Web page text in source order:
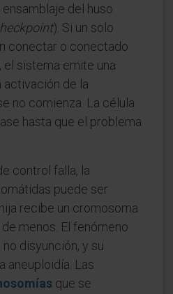
del huso
). Si un solo
conectar o conectado
sistema emite una
activación de la
no comienza. La célula
hasta que el problema
control falla, la
puede ser
recibe un cromosoma
menos. El fenómeno
disyunción, y su
aneuploidía. Las
que se